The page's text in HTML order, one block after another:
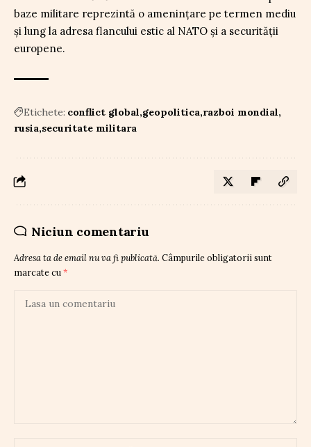
baze militare reprezintă o amenințare pe termen mediu
și lung la adresa flancului estic al NATO și a securității
europene.
Etichete: conflict global geopolitica razboi mondial
rusia securitate militara
Niciun comentariu
Adresa ta de email nu va fi publicată. Câmpurile obligatorii sunt
marcate cu *